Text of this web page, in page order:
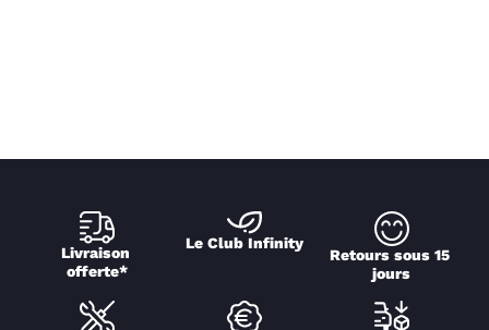
Livraison
offerte*
Le Club Infinity
Retours sous 15
jours